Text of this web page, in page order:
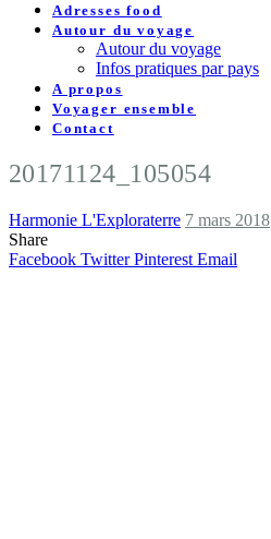
Adresses food
Autour du voyage
Autour du voyage
Infos pratiques par pays
A propos
Voyager ensemble
Contact
20171124_105054
Harmonie L'Exploraterre 7 mars 2018
Share
Facebook Twitter Pinterest Email